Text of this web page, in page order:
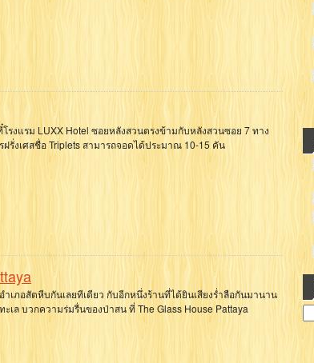
รงแรม LUXX Hotel ซอยหลังสวนตรงข้ามกับหลังสวนซอย 7 ทาง
รั่งเศสชื่อ Triplets สามารถจอดได้ประมาณ 10-15 คัน
เภอสัตหีบกันเลยทีเดียว กับอีกหนึ่งร้านที่ได้ยินเสียงร่ำลือกันมานาน
เล บวกความร่มรื่นของป่าสน ที่ The Glass House Pattaya